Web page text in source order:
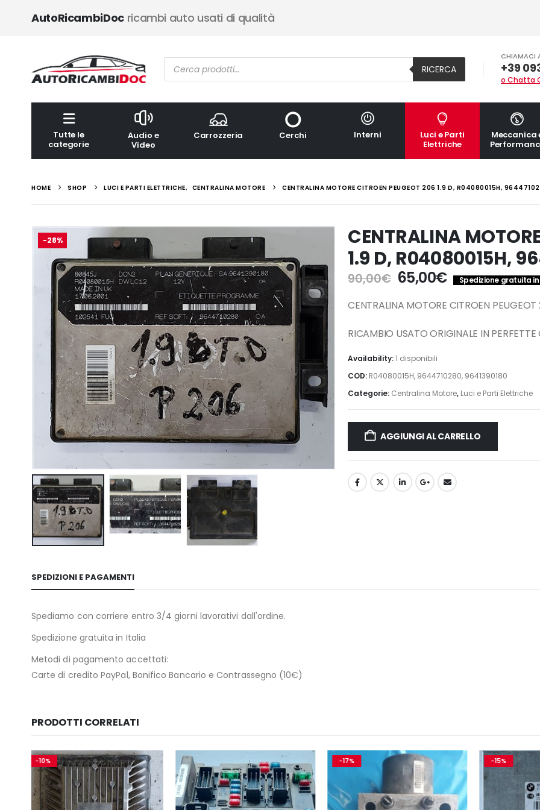
AutoRicambiDocricambi auto usati di qualità
Ricerca
prodotti RICERCA
CHIAMACI
+39
o Chatta
Tutte le
categorie
Audio e
Video
Carrozzeria Cerchi Interni
Luci e Parti
Elettriche
Meccanica
HOME SHOP LUCI E PARTI ELETTRICHE, CENTRALINA MOTORE CENTRALINA MOTORE CITROEN PEUGEOT 206 1.9 D, R04080015H,
-28%
CENTRALINA
1.9 D, R04080015H,
90,00€ Il
prezzo
originale
90,00€.
65,00€Il
prezzo
attuale
65,00€.
Spedizione gratuita
CENTRALINA MOTORE CITROEN
RICAMBIO USATO ORIGINALE IN
Availability:1 disponibili
COD: R04080015H, 9644710280, 9641390180
Categorie: Centralina Motore, Luci e Parti Elettriche
AGGIUNGI AL CARRELLO
SPEDIZIONI E PAGAMENTI
Spediamo con corriere entro 3/4 giorni lavorativi dall'ordine.
Spedizione gratuita in Italia
Metodi di pagamento accettati:
Carte di credito PayPal, Bonifico Bancario e Contrassegno (10€)
PRODOTTI CORRELATI
-17% -15%